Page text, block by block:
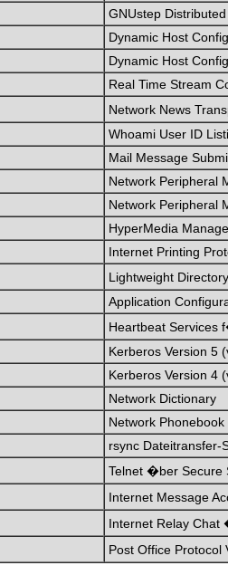
GNUstep
Dynamic Host
Dynamic Host
Real Time Stream
Network News
Whoami User ID
Mail Message
Network Peripheral
Network Peripheral
HyperMedia
Internet Printing
Lightweight
Application
Heartbeat Services
Kerberos Version 5
Kerberos Version 4
Network Dictionary
Network Phonebook
rsync Dateitransfer-
Telnet �ber Secure
Internet Message
Internet Relay Chat
Post Office